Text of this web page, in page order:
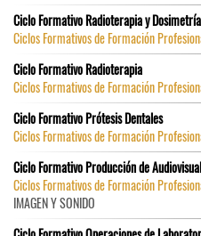
Ciclo Formativo Radioterapia y Dosimetría
Ciclos Formativos de Formación
Ciclo Formativo Radioterapia
Ciclos Formativos de Formación
Ciclo Formativo Prótesis Dentales
Ciclos Formativos de Formación
Ciclo Formativo Producción de
Ciclos Formativos de Formación
IMAGEN Y SONIDO